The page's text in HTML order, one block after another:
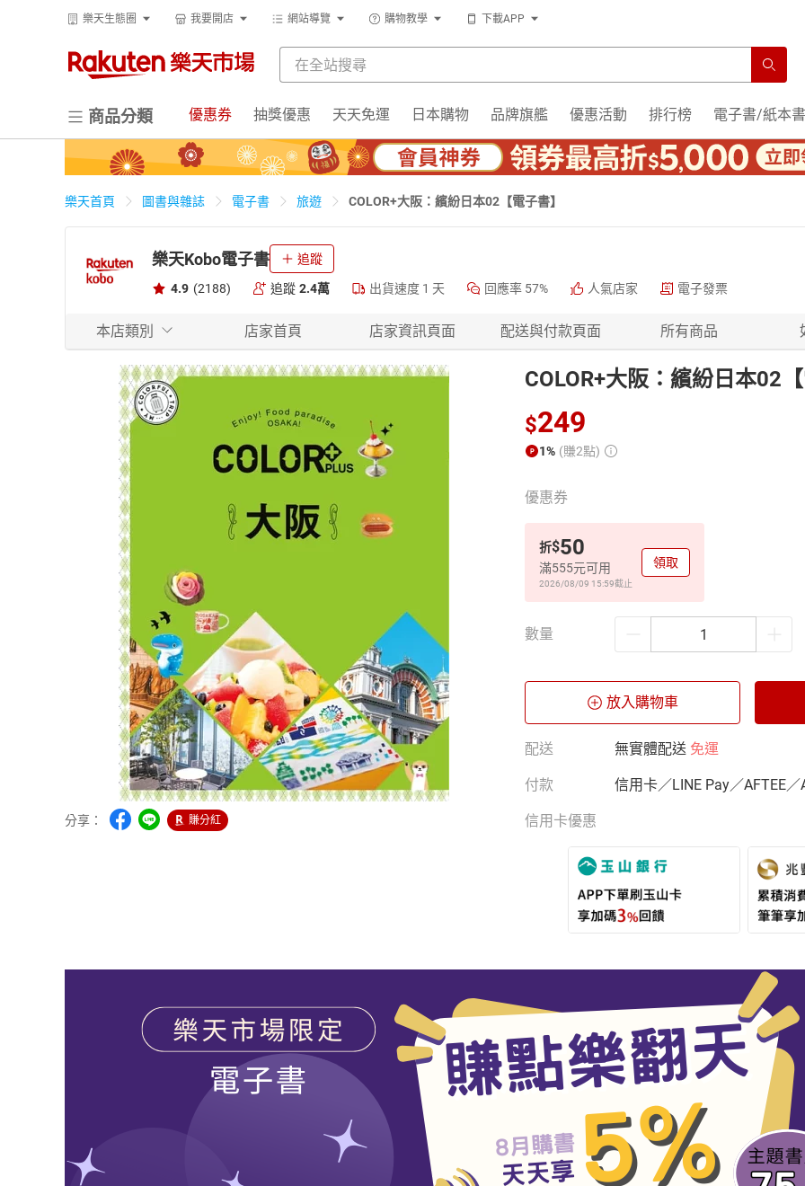
樂天生態圈 我要開店 網站導覽 購物教學 下載APP
商品分類 優惠券 抽獎優惠 天天免運 日本購物 品牌旗艦 優惠活動 排行榜 電子書/紙本書
樂天首頁 圖書與雜誌 電子書 旅遊 COLOR+大阪：繽紛日本02【電子書】
樂天Kobo電子書 追蹤
4.9 (2188) 追蹤 2.4萬 出貨速度 1 天 回應率 57% 人氣店家 電子發票
本店類別 店家首頁 店家資訊頁面 配送與付款頁面 所有商品
分享： 賺分紅
COLOR+大阪：繽紛日本02
$249
1% (賺2點)
優惠券
折$50
滿555元可用
2026/08/09 15:59截止
領取
數量
放入購物車
配送 無實體配送 免運
付款 信用卡／LINE Pay／AFTEE／
信用卡優惠